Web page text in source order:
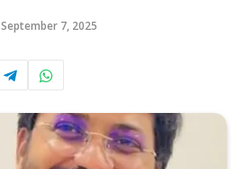
September 7, 2025